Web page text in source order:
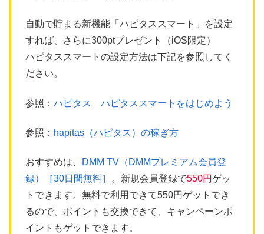
自動で貯まる新機能「ハピタススマート」を設定
すれば、さらに300ptプレゼント（iOS限定）
ハピタススマートの設定方法は下記を参照してく
ださい。
参照： ハピタス ハピタススマートをはじめよう
参照： hapitas（ハピタス）の稼ぎ方
おすすめは、
DMM TV（DMMプレミアム会員登
録）［30日間無料］ 。新規会員登録で550円ゲッ
トできます。無料で利用できて550円ゲットでき
るので、ポイントも交換できて、キャンペーンポ
イントもゲットできます。